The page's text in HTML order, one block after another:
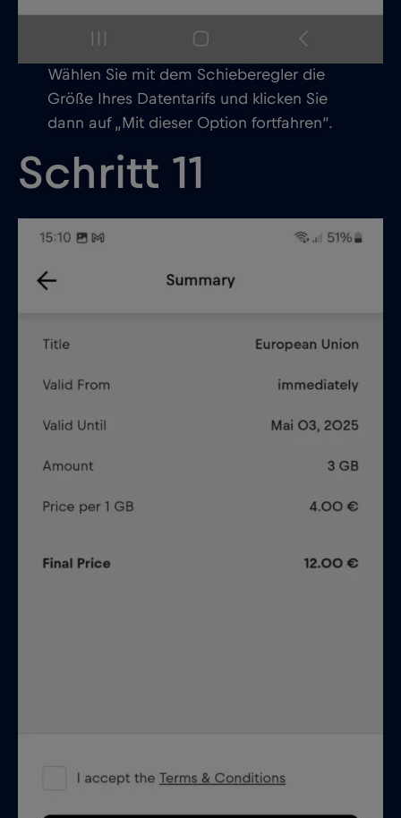
Wählen Sie mit dem Schieberegler die
Größe Ihres Datentarifs und klicken Sie
dann auf „Mit dieser Option fortfahren“.
Schritt 11